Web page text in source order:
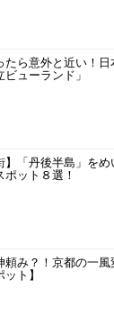
たら意外と近い！
ビューランド」
】「丹後半島」を
ポット８選！
頼み？！京都の一
ット】